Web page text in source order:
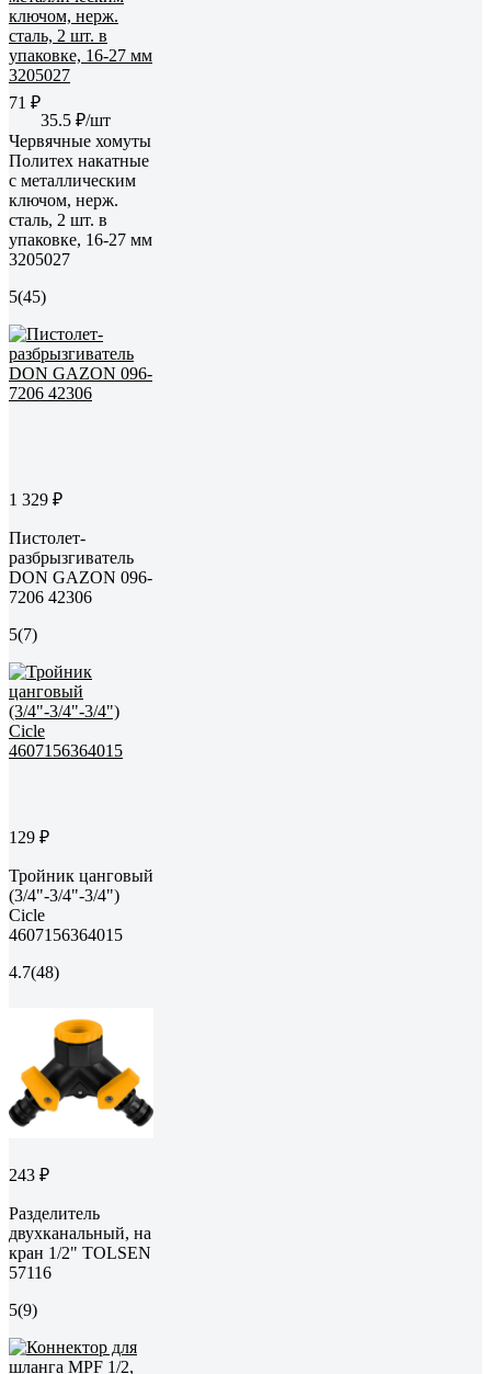
71 ₽
35.5 ₽/шт
Червячные хомуты
Политех накатные
с металлическим
ключом, нерж.
сталь, 2 шт. в
упаковке, 16-27 мм
3205027
5(45)
1 329 ₽
Пистолет-
разбрызгиватель
DON GAZON 096-
7206 42306
5(7)
129 ₽
Тройник цанговый
(3/4"-3/4"-3/4")
Cicle
4607156364015
4.7(48)
243 ₽
Разделитель
двухканальный, на
кран 1/2" TOLSEN
57116
5(9)